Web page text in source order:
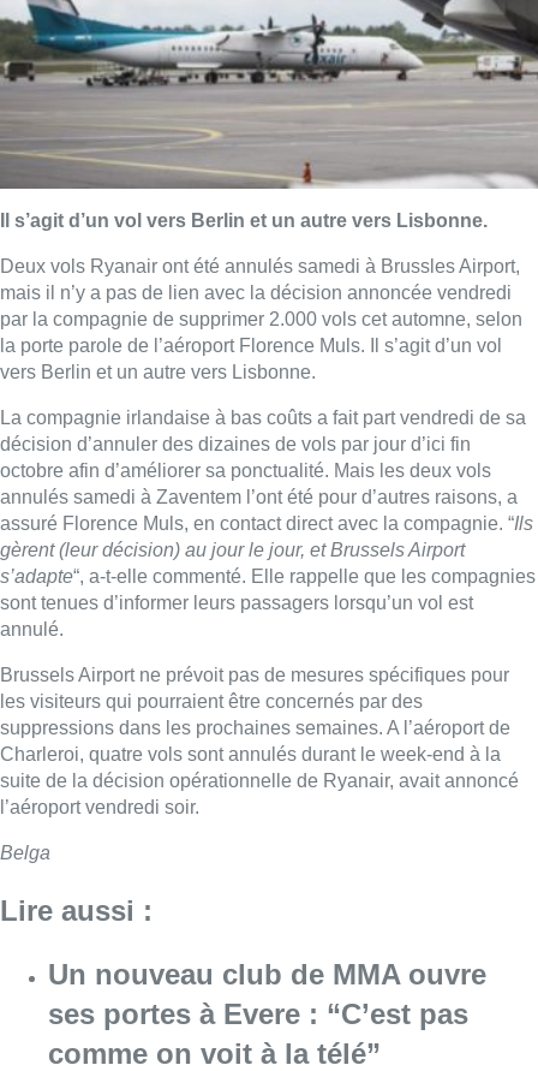
Il s’agit d’un vol vers Berlin et un autre vers Lisbonne.
Deux vols Ryanair ont été annulés samedi à Brussles Airport,
mais il n’y a pas de lien avec la décision annoncée vendredi
par la compagnie de supprimer 2.000 vols cet automne, selon
la porte parole de l’aéroport Florence Muls. Il s’agit d’un vol
vers Berlin et un autre vers Lisbonne.
La compagnie irlandaise à bas coûts a fait part vendredi de sa
décision d’annuler des dizaines de vols par jour d’ici fin
octobre afin d’améliorer sa ponctualité. Mais les deux vols
annulés samedi à Zaventem l’ont été pour d’autres raisons, a
assuré Florence Muls, en contact direct avec la compagnie. “Ils
gèrent (leur décision) au jour le jour, et Brussels Airport
s’adapte“, a-t-elle commenté. Elle rappelle que les compagnies
sont tenues d’informer leurs passagers lorsqu’un vol est
annulé.
Brussels Airport ne prévoit pas de mesures spécifiques pour
les visiteurs qui pourraient être concernés par des
suppressions dans les prochaines semaines. A l’aéroport de
Charleroi, quatre vols sont annulés durant le week-end à la
suite de la décision opérationnelle de Ryanair, avait annoncé
l’aéroport vendredi soir.
Belga
Lire aussi :
Un nouveau club de MMA ouvre
ses portes à Evere : “C’est pas
comme on voit à la télé”